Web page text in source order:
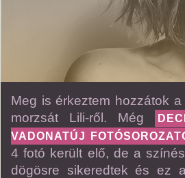
Meg is érkeztem hozzátok
morzsát Lili-ről. Még
VADONATÚJ
4 fotó került elő, de a
dögösre sikeredtek és ez